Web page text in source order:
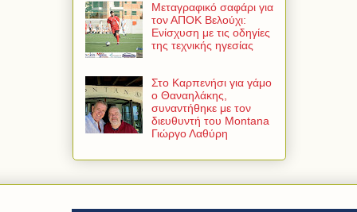
Μεταγραφικό σαφάρι για
τον ΑΠΟΚ Βελούχι:
Ενίσχυση με τις οδηγίες
της τεχνικής ηγεσίας
Στο Καρπενήσι για γάμο
ο Θαναηλάκης,
συναντήθηκε με τον
διευθυντή του Montana
Γιώργο Λαθύρη